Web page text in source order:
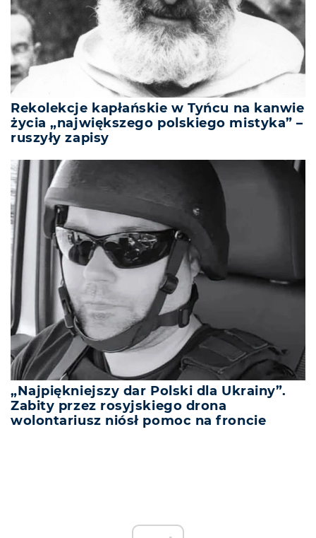
Rekolekcje kapłańskie w Tyńcu na kanwie
życia „największego polskiego mistyka” –
ruszyły zapisy
„Najpiękniejszy dar Polski dla Ukrainy”.
Zabity przez rosyjskiego drona
wolontariusz niósł pomoc na froncie